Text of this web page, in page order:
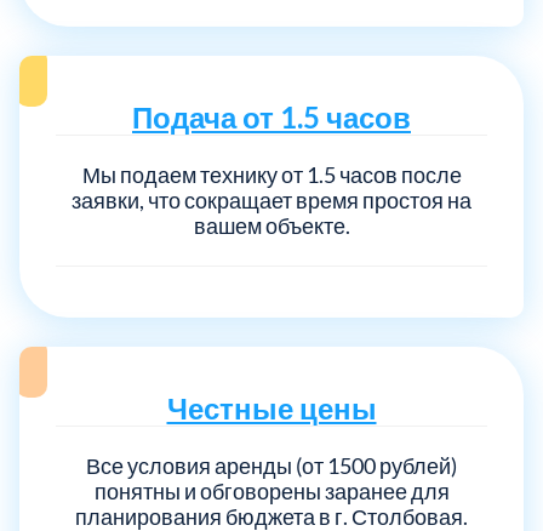
Подача от 1.5 часов
Мы подаем технику от 1.5 часов после
заявки, что сокращает время простоя на
вашем объекте.
Честные цены
Все условия аренды (от 1500 рублей)
понятны и обговорены заранее для
планирования бюджета в г. Столбовая.